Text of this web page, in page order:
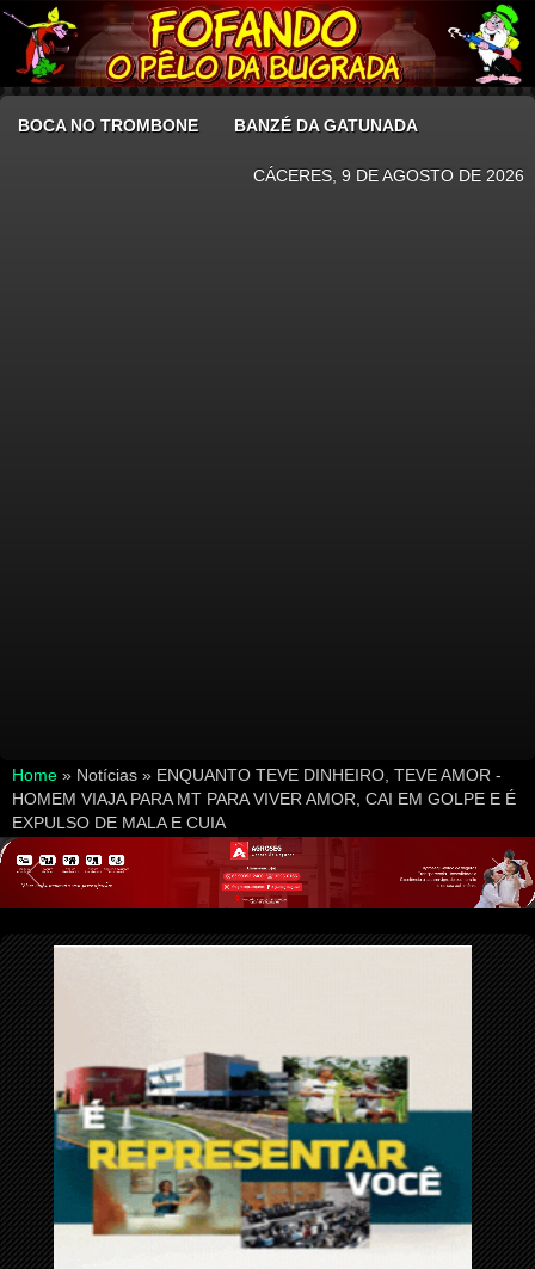
BOCA NO TROMBONE BANZÉ DA GATUNADA
CÁCERES, 9 DE AGOSTO DE 2026
Home » Notícias » ENQUANTO TEVE DINHEIRO, TEVE AMOR -
HOMEM VIAJA PARA MT PARA VIVER AMOR, CAI EM GOLPE E É
EXPULSO DE MALA E CUIA